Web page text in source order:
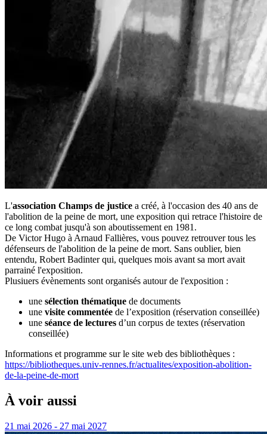
L'association Champs de justice a créé, à l'occasion des 40 ans de
l'abolition de la peine de mort, une exposition qui retrace l'histoire de
ce long combat jusqu'à son aboutissement en 1981.
De Victor Hugo à Arnaud Fallières, vous pouvez retrouver tous les
défenseurs de l'abolition de la peine de mort. Sans oublier, bien
entendu, Robert Badinter qui, quelques mois avant sa mort avait
parrainé l'exposition.
Plusiuers évènements sont organisés autour de l'exposition :
une sélection thématique de documents
une visite commentée de l’exposition (réservation conseillée)
une séance de lectures d’un corpus de textes (réservation
conseillée)
Informations et programme sur le site web des bibliothèques :
https://bibliotheques.univ-rennes.fr/actualites/exposition-abolition-
de-la-peine-de-mort
À voir aussi
21 mai 2026 - 27 mai 2027